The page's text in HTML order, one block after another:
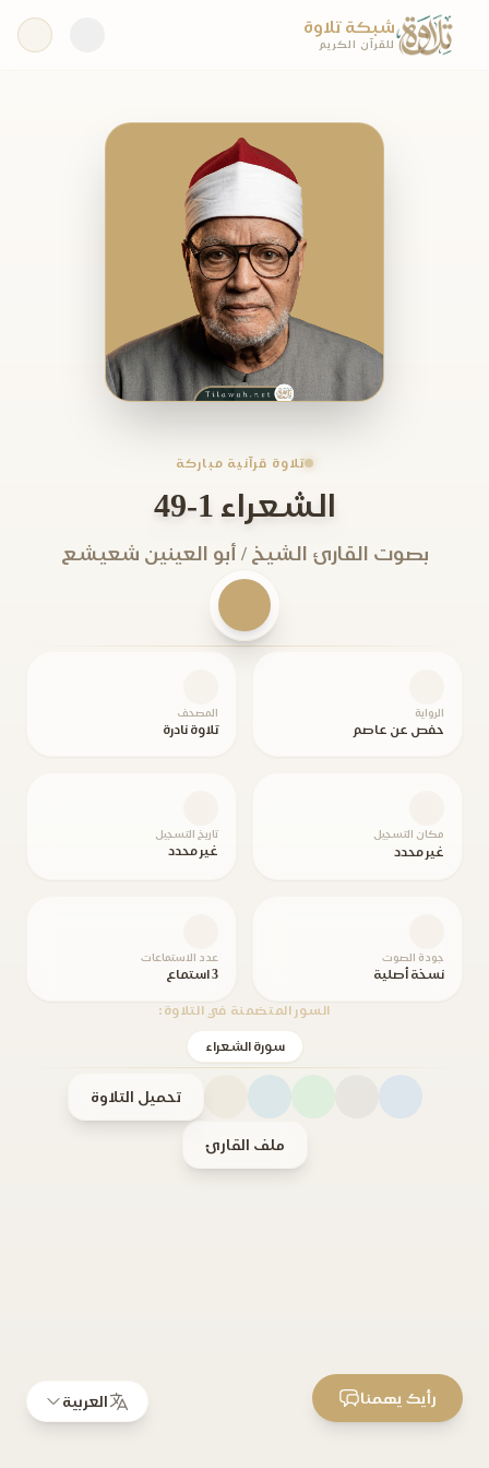
شبكة تلاوة
للقرآن الكريم
تلاوة قرآنية مباركة
الشعراء 1-49
بصوت القارئ الشيخ / أبو العينين شعيشع
الرواية
حفص عن عاصم
المصحف
تلاوة نادرة
مكان التسجيل
غير محدد
تاريخ التسجيل
غير محدد
جودة الصوت
نسخة أصلية
عدد الاستماعات
3 استماع
السور المتضمنة في التلاوة:
سورة الشعراء
تحميل التلاوة
ملف القارئ
العربية رأيك يهمنا